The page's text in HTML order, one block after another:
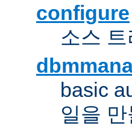
configure
소스
basic
일을